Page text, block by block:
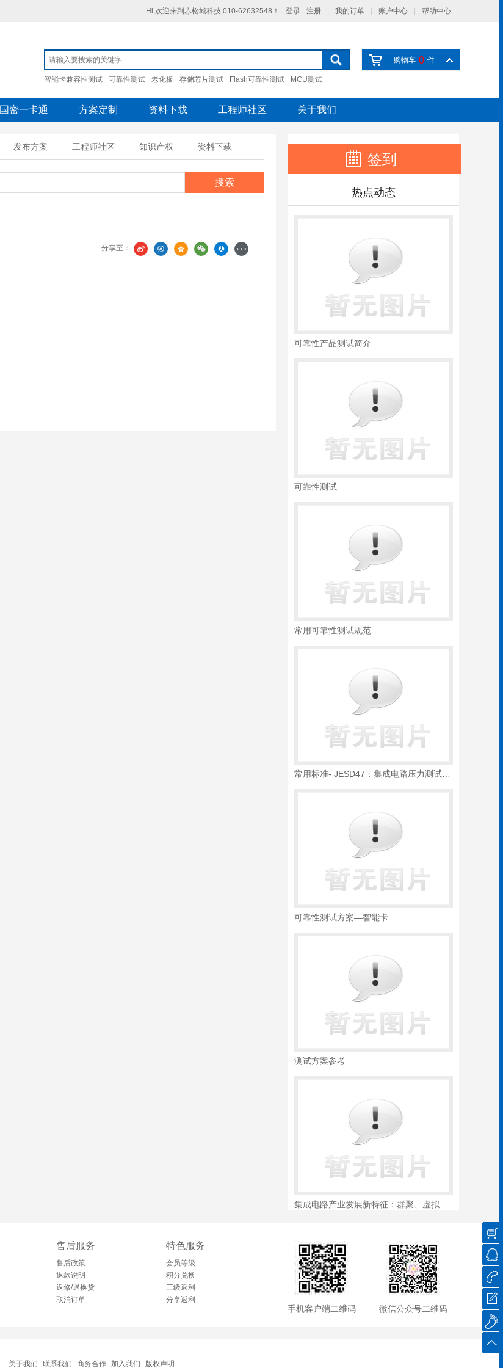
Hi,欢迎来到赤松城科技 010-62632548！ 登录 注册 我的订单 账户中心 帮助中心
购物车 0 件
智能卡兼容性测试 可靠性测试 老化板 存储芯片测试 Flash可靠性测试 MCU测试
国密一卡通 方案定制 资料下载 工程师社区 关于我们
发布方案 工程师社区 知识产权 资料下载
搜索
分享至：
签到
热点动态
可靠性产品测试简介
可靠性测试
常用可靠性测试规范
可靠性测试方案—智能卡
测试方案参考
售后服务
售后政策
退款说明
返修/退换货
取消订单
特色服务
会员等级
积分兑换
三级返利
分享返利
手机客户端二维码 微信公众号二维码
关于我们 联系我们 商务合作 加入我们 版权声明